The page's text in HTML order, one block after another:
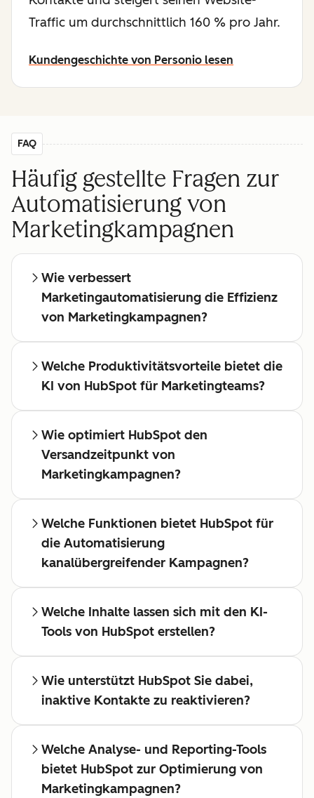
Traffic um durchschnittlich 160 % pro Jahr.
Kundengeschichte von Personio lesen
FAQ
Häufig gestellte Fragen zur
Automatisierung von
Marketingkampagnen
Wie verbessert
Marketingautomatisierung die Effizienz
von Marketingkampagnen?
Welche Produktivitätsvorteile bietet die
KI von HubSpot für Marketingteams?
Wie optimiert HubSpot den
Versandzeitpunkt von
Marketingkampagnen?
Welche Funktionen bietet HubSpot für
die Automatisierung
kanalübergreifender Kampagnen?
Welche Inhalte lassen sich mit den KI-
Tools von HubSpot erstellen?
Wie unterstützt HubSpot Sie dabei,
inaktive Kontakte zu reaktivieren?
Welche Analyse- und Reporting-Tools
bietet HubSpot zur Optimierung von
Marketingkampagnen?